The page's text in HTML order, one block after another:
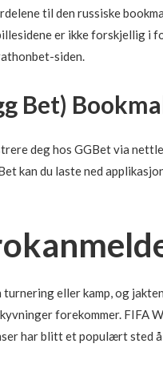
til den russiske
er ikke forskjellig i
siden.
Bet)
deg hos GGBet via
kan du laste ned
turnering eller kamp, ​​og
forekommer. FIFA
har blitt et populært sted å